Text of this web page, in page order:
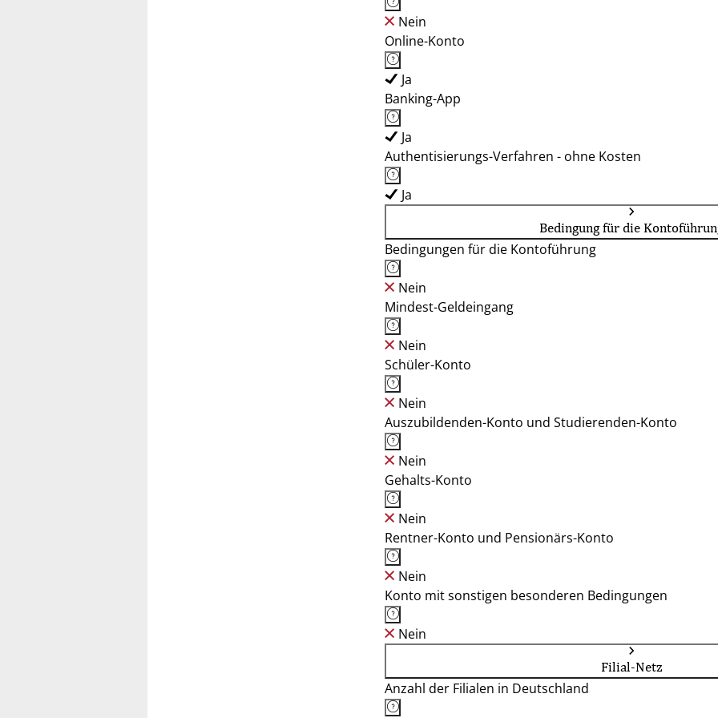
Nein
Online-Konto
Ja
Banking-App
Ja
Authentisierungs-Verfahren - ohne Kosten
Ja
Bedingung für die
Bedingungen für die Kontoführung
Nein
Mindest-Geldeingang
Nein
Schüler-Konto
Nein
Auszubildenden-Konto und Studierenden-Konto
Nein
Gehalts-Konto
Nein
Rentner-Konto und Pensionärs-Konto
Nein
Konto mit sonstigen besonderen Bedingungen
Nein
Filial-Netz
Anzahl der Filialen in Deutschland